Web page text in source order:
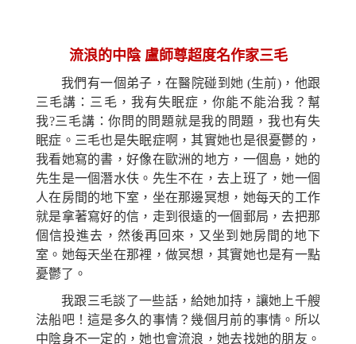
流浪的中陰 盧師尊超度名作家三毛
我們有一個弟子，在醫院碰到 她 (生前)， 他跟
三毛講：三毛，我有失眠症，你能不能治我？ 幫
我?三毛講：你問的問題就是我的問題，我也有失
眠症。三毛也是失眠症啊 ，其實她也是很憂鬱的，
我看她寫的書，好像在歐洲的地方，一個島， 她的
先生是一個潛水伕。先生不在，去上班了，她一個
人在房間的地下室，坐在那邊冥想， 她每天的工作
就是拿著寫好的信，走到很遠的一個郵局，去把那
個信投進去，然後再回來， 又坐到 她房間的地下
室。 她每天坐在那裡，做冥想，其實她也是有一點
憂鬱了。
我跟三毛談了一些話，給她加持，讓她上千艘
法船吧！這是多久的事情？幾個月前的事情。所以
中陰身不一定的，她也會流浪，她去找她的朋友。